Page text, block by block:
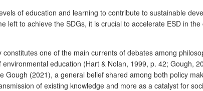
of education and learning to contribute to sustainable
to achieve the SDGs, it is crucial to accelerate ESD in
one of the main currents of debates among
education (Hart & Nolan, 1999, p. 42; Gough,
(2021), a general belief shared among both policy
of existing knowledge and more as a catalyst for